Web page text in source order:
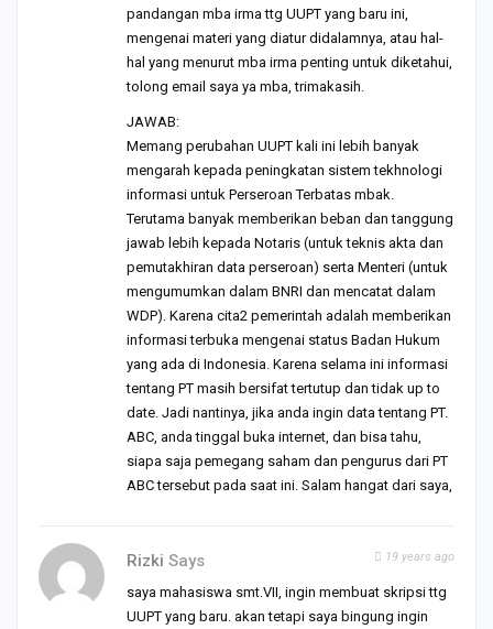
pandangan mba irma ttg UUPT yang baru ini,
mengenai materi yang diatur didalamnya, atau hal-
hal yang menurut mba irma penting untuk diketahui,
tolong email saya ya mba, trimakasih.
JAWAB:
Memang perubahan UUPT kali ini lebih banyak
mengarah kepada peningkatan sistem tekhnologi
informasi untuk Perseroan Terbatas mbak.
Terutama banyak memberikan beban dan tanggung
jawab lebih kepada Notaris (untuk teknis akta dan
pemutakhiran data perseroan) serta Menteri (untuk
mengumumkan dalam BNRI dan mencatat dalam
WDP). Karena cita2 pemerintah adalah memberikan
informasi terbuka mengenai status Badan Hukum
yang ada di Indonesia. Karena selama ini informasi
tentang PT masih bersifat tertutup dan tidak up to
date. Jadi nantinya, jika anda ingin data tentang PT.
ABC, anda tinggal buka internet, dan bisa tahu,
siapa saja pemegang saham dan pengurus dari PT
ABC tersebut pada saat ini. Salam hangat dari saya,
Rizki Says 19 years ago
saya mahasiswa smt.VII, ingin membuat skripsi ttg
UUPT yang baru. akan tetapi saya bingung ingin